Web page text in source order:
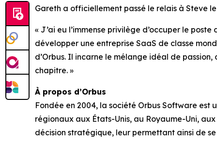
Gareth a officiellement passé le relais à Steve
« J’ai eu l’immense privilège d’occuper le
développer une entreprise SaaS de classe
d’Orbus. Il incarne le mélange idéal de
chapitre. »
À propos d’Orbus
Fondée en 2004, la société Orbus Software est
régionaux aux États-Unis, au Royaume-Uni,
décision stratégique, leur permettant ainsi de